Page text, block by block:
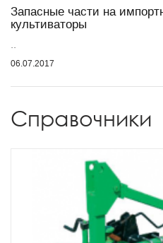
Запасные части на
культиваторы
06.07.2017
Справочники